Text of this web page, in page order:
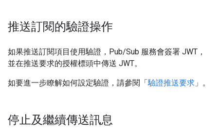
推送訂閱的驗證操作
如果推送訂閱項目使用驗證，Pub/Sub 服務會簽署 JWT，
並在推送要求的授權標頭中傳送 JWT。
如要進一步瞭解如何設定驗證，請參閱「驗證推送要求 」。
停止及繼續傳送訊息